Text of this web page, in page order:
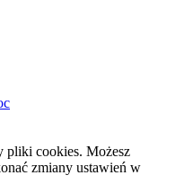
pliki cookies. Możesz
zmiany ustawień w